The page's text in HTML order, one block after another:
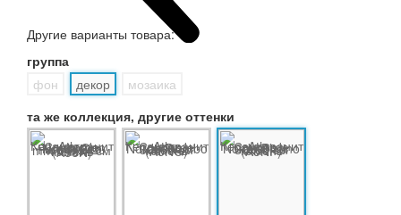
Другие варианты товара:
группа
фон
декор
мозаика
та же коллекция, другие оттенки